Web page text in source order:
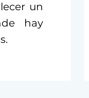
un
hay